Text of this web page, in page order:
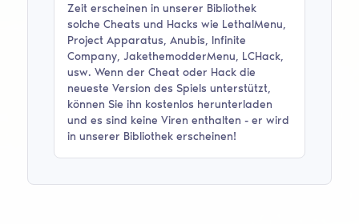
Zeit erscheinen in unserer Bibliothek
solche Cheats und Hacks wie LethalMenu,
Project Apparatus, Anubis, Infinite
Company, JakethemodderMenu, LCHack,
usw. Wenn der Cheat oder Hack die
neueste Version des Spiels unterstützt,
können Sie ihn kostenlos herunterladen
und es sind keine Viren enthalten - er wird
in unserer Bibliothek erscheinen!